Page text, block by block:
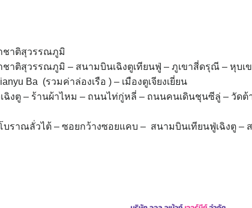
าติสุวรรณภูมิ
สุวรรณภูมิ – สนามบินเฉิงตูเทียนฟู่ – ภูเขาสี่ดรุณี – หุบเขา
Ba (รวมค่าล่องเรือ ) – เมืองตูเจียงเยี่ยน
งตู – ร้านผ้าไหม – ถนนไท่กู่หลี่ – ถนนคนเดินชุนซีลู่ – วัดต้
บราณลั่วไต้ – ซอยกว้างซอยแคบ – สนามบินเทียนฟู่เฉิงตู –